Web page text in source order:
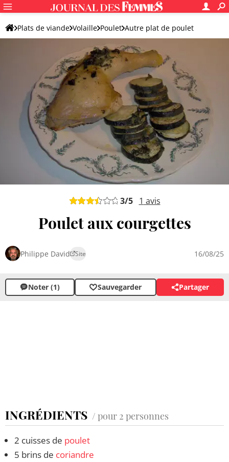
Plats de viande Volaille Poulet Autre plat de poulet
3/5 1 avis
Poulet aux courgettes
Philippe David Site 16/08/25
Noter (1) Sauvegarder Partager
INGRÉDIENTS / pour 2 personnes
2 cuisses de poulet
5 brins de coriandre